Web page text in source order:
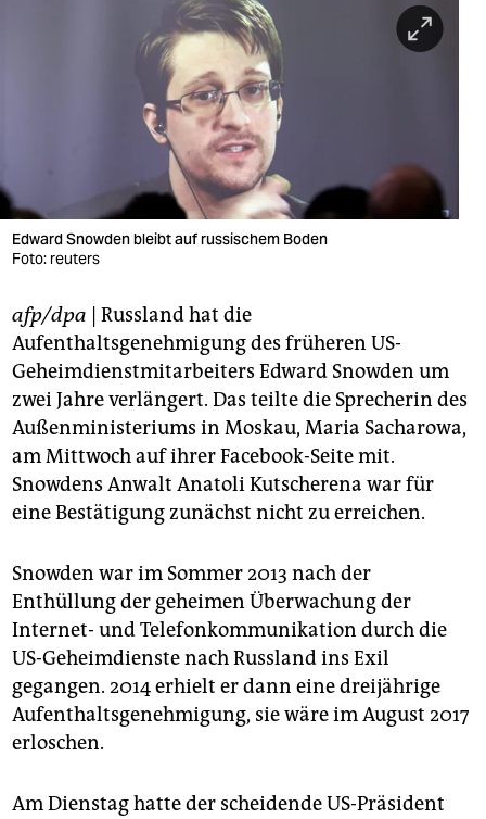
verlag
veranstaltungen
shop
fragen & hilfe
unterstützen
abo
genossenschaft
epaper login
Edward Snowden bleibt auf russischem Boden
Foto: reuters
afp/dpa | Russland hat die
Aufenthaltsgenehmigung des früheren US-
Geheimdienstmitarbeiters Edward Snowden um
zwei Jahre verlängert. Das teilte die Sprecherin des
Außenministeriums in Moskau, Maria Sacharowa,
am Mittwoch auf ihrer Facebook-Seite mit.
Snowdens Anwalt Anatoli Kutscherena war für
eine Bestätigung zunächst nicht zu erreichen.
Snowden war im Sommer 2013 nach der
Enthüllung der geheimen Überwachung der
Internet- und Telefonkommunikation durch die
US-Geheimdienste nach Russland ins Exil
gegangen. 2014 erhielt er dann eine dreijährige
Aufenthaltsgenehmigung, sie wäre im August 2017
erloschen.
Am Dienstag hatte der scheidende US-Präsident